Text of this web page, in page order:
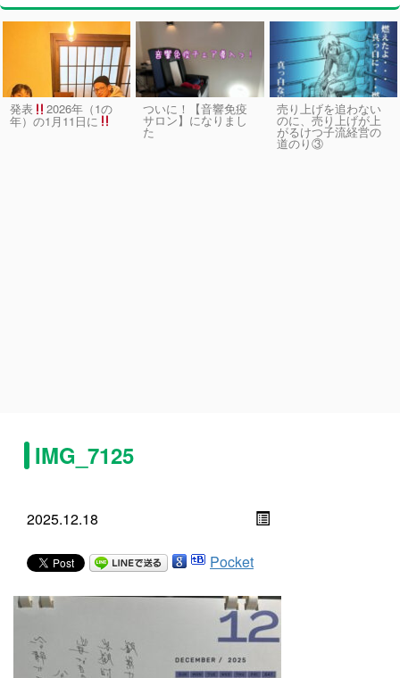
発表 2026年（1の
年）の1月11日に
ついに！【音響免疫
サロン】になりまし
た
売り上げを追わない
のに、売り上げが上
がるけつ子流経営の
道のり③
IMG_7125
2025.12.18
Pocket